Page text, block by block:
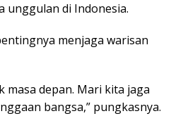
unggulan di Indonesia.
menjaga warisan
masa depan. Mari kita jaga
bangsa,” pungkasnya.